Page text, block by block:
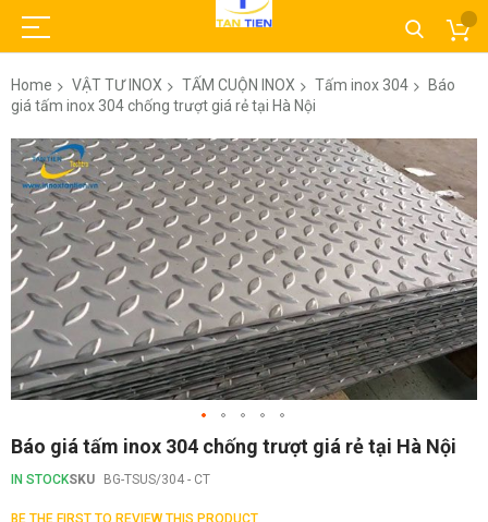
Home VẬT TƯ INOX TẤM CUỘN INOX Tấm inox 304
Báo
giá tấm inox 304 chống trượt giá rẻ tại Hà Nội
Skip
to
the
end
of
the
images
gallery
Skip
the
of
Báo giá tấm inox 304 chống trượt giá rẻ tại Hà Nội
IN STOCKSKU BG-TSUS/304 - CT